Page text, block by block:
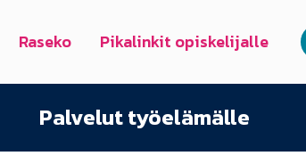
Raseko Pikalinkit opiskelijalle
Palvelut työelämälle